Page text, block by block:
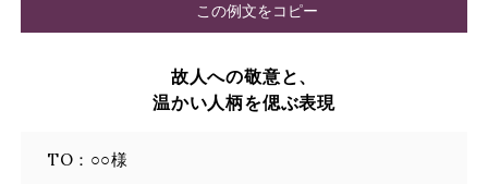
この例文をコピー
故人への敬意と、
温かい人柄を偲ぶ表現
TO：○○様